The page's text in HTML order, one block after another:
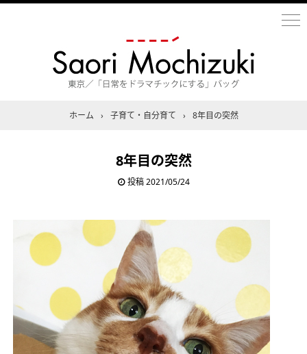
ホーム › 子育て・自分育て › 8年目の突然
8年目の突然
投稿2021/05/24